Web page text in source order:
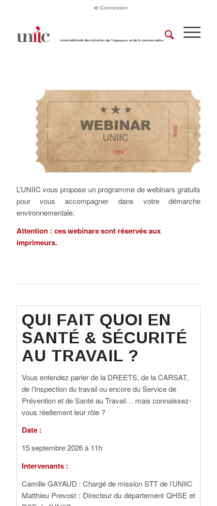
Connexion
L’UNIIC vous propose un programme de webinars gratuits
pour vous accompagner dans votre démarche
environnementale.
Attention : ces webinars sont réservés aux
imprimeurs.
QUI FAIT QUOI EN
SANTÉ & SÉCURITÉ
AU TRAVAIL ?
Vous entendez parler de la DREETS, de la CARSAT,
de l’Inspection du travail ou encore du Service de
Prévention et de Santé au Travail… mais connaissez-
vous réellement leur rôle ?
Date :
15 septembre 2026 à 11h
Intervenants :
Camille GAYAUD : Chargé de mission STT de l’UNIIC
Matthieu Prevost : Directeur du département QHSE et